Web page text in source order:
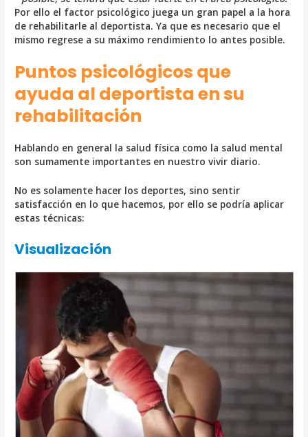
Por ello el factor psicológico juega un gran papel a la hora
de rehabilitarle al deportista. Ya que es necesario que el
mismo regrese a su máximo rendimiento lo antes posible.
Puntos psicológicos que
ayuda al deportista en su
rehabilitación
Hablando en general la salud física como la salud mental
son sumamente importantes en nuestro vivir diario.
No es solamente hacer los deportes, sino sentir
satisfacción en lo que hacemos, por ello se podría aplicar
estas técnicas:
Visualización